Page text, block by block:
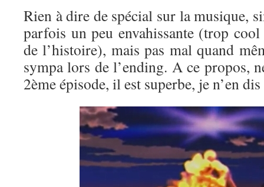
Rien à dire de spécial sur la musique,
parfois un peu envahissante (trop
de l’histoire), mais pas mal quand
sympa lors de l’ending. A ce propos,
2ème épisode, il est superbe, je n’en